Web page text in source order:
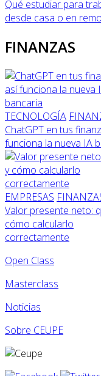
Qué estudiar para
desde casa o en
FINANZAS
TECNOLOGÍA
ChatGPT en tus
funciona la nueva IA
EMPRESAS
Valor presente neto:
cómo calcularlo
correctamente
Open Class
Masterclass
Noticias
Sobre CEUPE